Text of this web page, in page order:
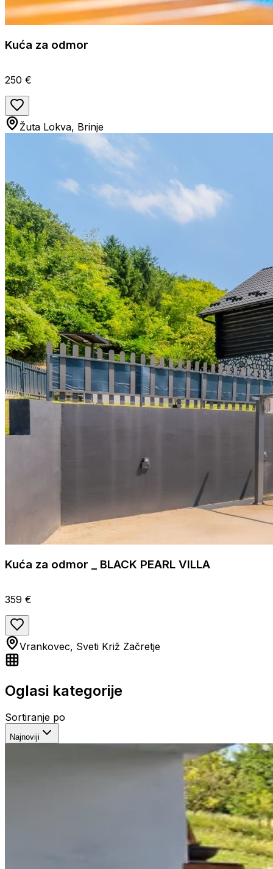
Kuća za odmor
250 €
Žuta Lokva, Brinje
Kuća za odmor _ BLACK PEARL VILLA
359 €
Vrankovec, Sveti Križ Začretje
Oglasi kategorije
Sortiranje po
Najnoviji